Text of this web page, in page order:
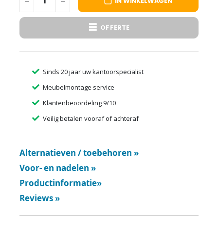
OFFERTE
Sinds 20 jaar uw kantoorspecialist
Meubelmontage service
Klantenbeoordeling 9/10
Veilig betalen vooraf of achteraf
Alternatieven / toebehoren »
Voor- en nadelen »
Productinformatie»
Reviews »